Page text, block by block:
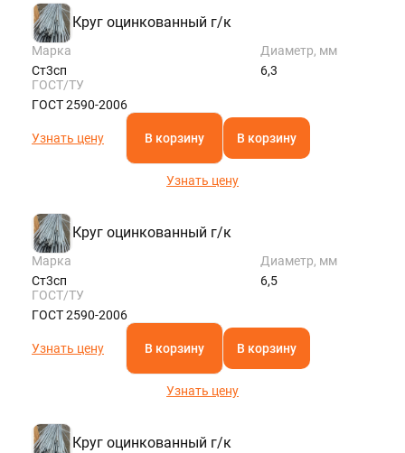
Круг оцинкованный г/к
Марка
Ст3сп
Диаметр, мм
6,3
ГОСТ/ТУ
ГОСТ 2590-2006
Узнать цену В корзину В корзину
Узнать цену
Круг оцинкованный г/к
Марка
Ст3сп
Диаметр, мм
6,5
ГОСТ/ТУ
ГОСТ 2590-2006
Узнать цену В корзину В корзину
Узнать цену
Круг оцинкованный г/к